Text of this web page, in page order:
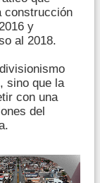
construcción
y
al 2018.
sino que la
con una
del